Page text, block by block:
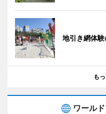
地引き網体験
も
ワール